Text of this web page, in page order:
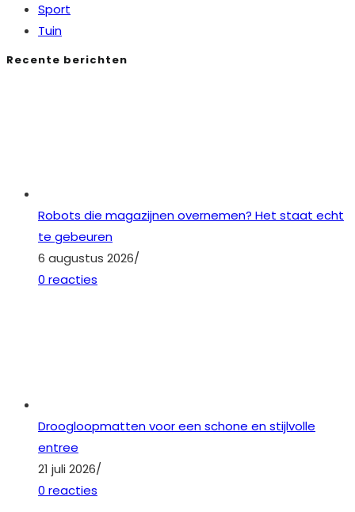
Sport
Tuin
Recente berichten
Robots die magazijnen overnemen? Het staat echt
te gebeuren
6 augustus 2026/
0 reacties
Droogloopmatten voor een schone en stijlvolle
entree
21 juli 2026/
0 reacties